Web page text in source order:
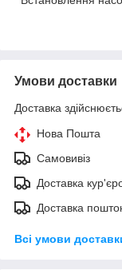
Умови доставки
Доставка
Нова Пошта
Самовивіз
Доставка
Доставка
Всі умови